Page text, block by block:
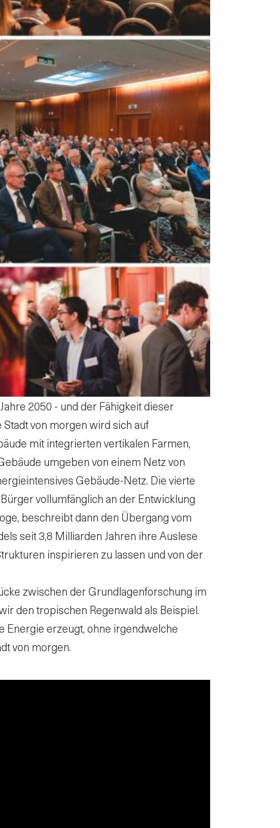
2050 - und der Fähigkeit dieser
von morgen wird sich auf
mit integrierten vertikalen Farmen,
umgeben von einem Netz von
Gebäude-Netz. Die vierte
vollumfänglich an der Entwicklung
beschreibt dann den Übergang vom
seit 3,8 Milliarden Jahren ihre Auslese
inspirieren zu lassen und von der
zwischen der Grundlagenforschung im
den tropischen Regenwald als Beispiel.
Energie erzeugt, ohne irgendwelche
von morgen.